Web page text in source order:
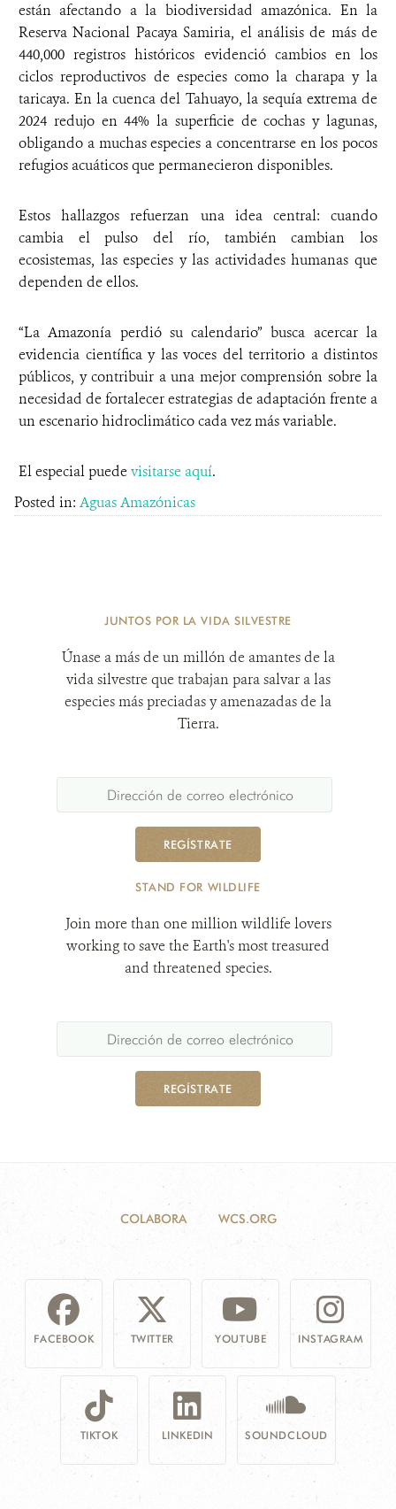
están afectando a la biodiversidad amazónica. En la
Reserva Nacional Pacaya Samiria, el análisis de más de
440,000 registros históricos evidenció cambios en los
ciclos reproductivos de especies como la charapa y la
taricaya. En la cuenca del Tahuayo, la sequía extrema de
2024 redujo en 44% la superficie de cochas y lagunas,
obligando a muchas especies a concentrarse en los pocos
refugios acuáticos que permanecieron disponibles.
Estos hallazgos refuerzan una idea central: cuando
cambia el pulso del río, también cambian los
ecosistemas, las especies y las actividades humanas que
dependen de ellos.
“La Amazonía perdió su calendario” busca acercar la
evidencia científica y las voces del territorio a distintos
públicos, y contribuir a una mejor comprensión sobre la
necesidad de fortalecer estrategias de adaptación frente a
un escenario hidroclimático cada vez más variable.
El especial puedevisitarse aquí.
Posted in: Aguas Amazónicas
JUNTOS POR LA VIDA SILVESTRE
Únase a más de un millón de amantes de la
vida silvestre que trabajan para salvar a las
especies más preciadas y amenazadas de la
Tierra.
REGÍSTRATE
STAND FOR WILDLIFE
Join more than one million wildlife lovers
working to save the Earth's most treasured
and threatened species.
REGÍSTRATE
COLABORA WCS.ORG
FACEBOOK TWITTER YOUTUBE INSTAGRAM
TIKTOK LINKEDIN SOUNDCLOUD